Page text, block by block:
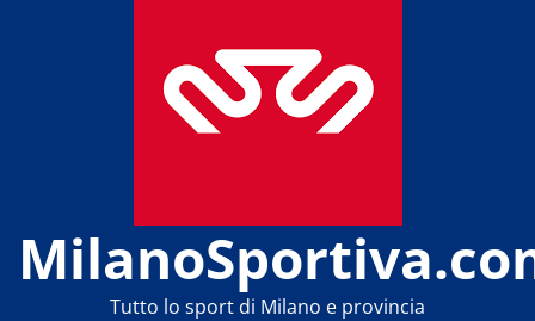
Tutto lo sport di Milano e provincia